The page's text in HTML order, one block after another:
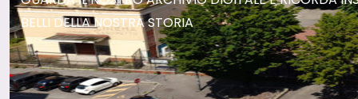
BELLI DELLA NOSTRA STORIA